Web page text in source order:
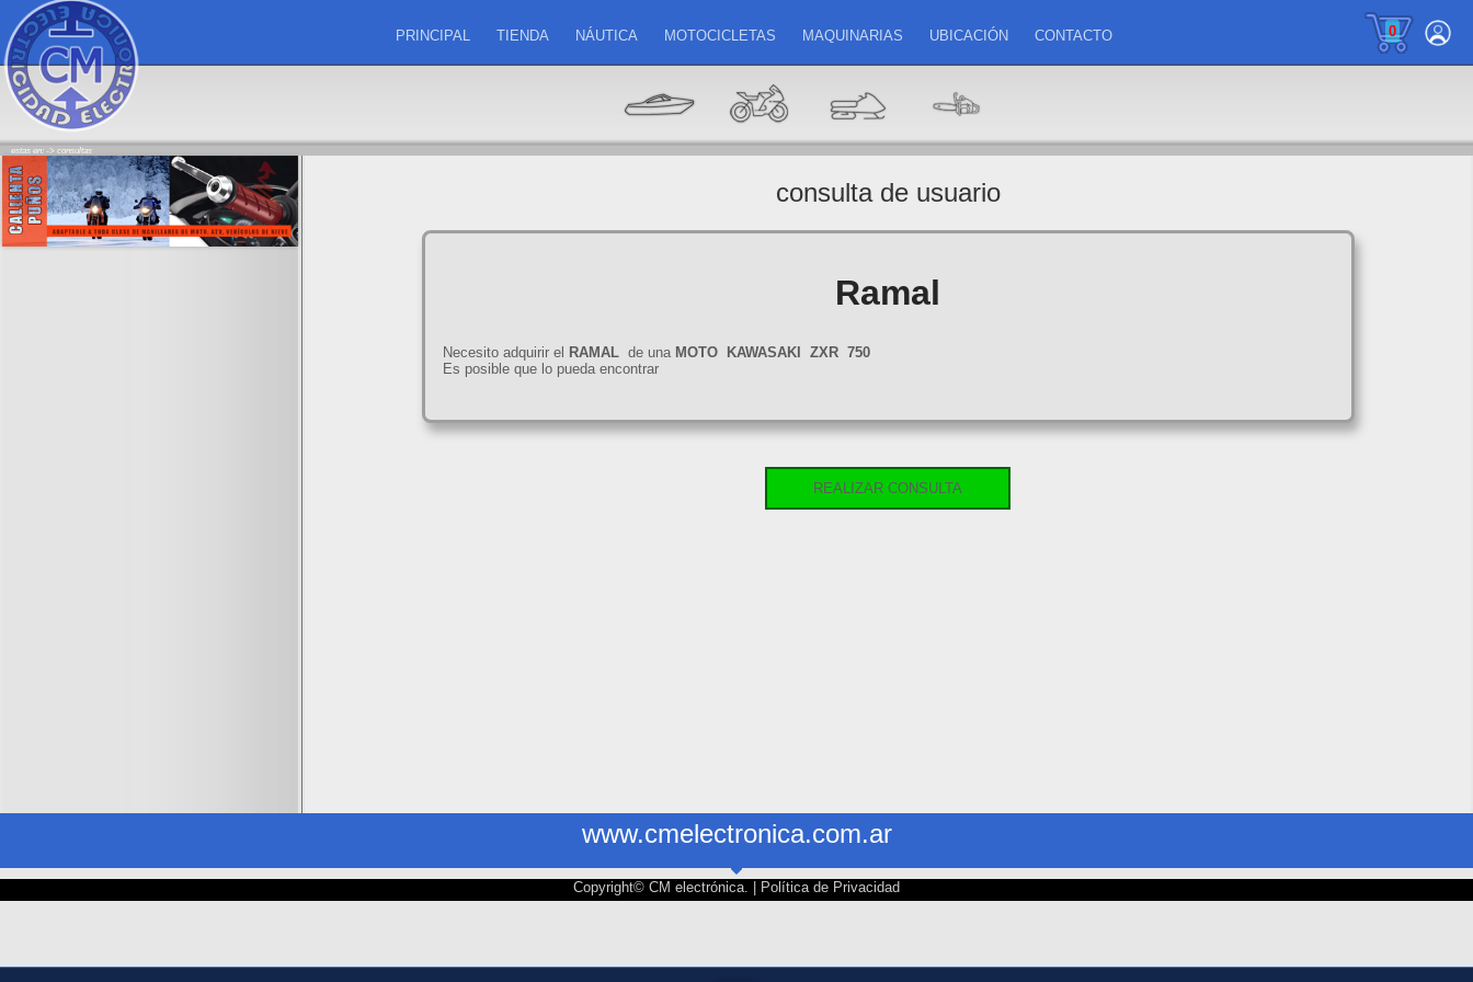
0
PRINCIPAL TIENDA NÁUTICA MOTOCICLETAS MAQUINARIAS UBICACIÓN CONTACTO
estas en: -> consultas
consulta de usuario
Ramal
Necesito adquirir el RAMALde una MOTO KAWASAKI ZXR 750
Es posible que lo pueda encontrar
REALIZAR CONSULTA
www.cmelectronica.com.ar
Copyright© CM electrónica. | Política de Privacidad